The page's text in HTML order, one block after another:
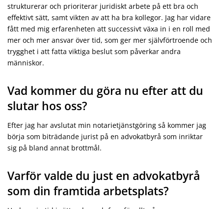
strukturerar och prioriterar juridiskt arbete på ett bra och
effektivt sätt, samt vikten av att ha bra kollegor. Jag har vidare
fått med mig erfarenheten att successivt växa in i en roll med
mer och mer ansvar över tid, som ger mer självförtroende och
trygghet i att fatta viktiga beslut som påverkar andra
människor.
Vad kommer du göra nu efter att du
slutar hos oss?
Efter jag har avslutat min notarietjänstgöring så kommer jag
börja som biträdande jurist på en advokatbyrå som inriktar
sig på bland annat brottmål.
Varför valde du just en advokatbyrå
som din framtida arbetsplats?